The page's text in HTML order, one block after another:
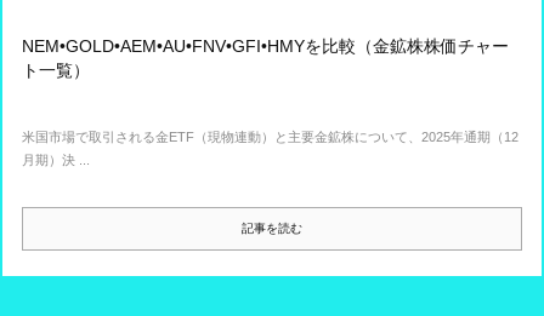
NEM•GOLD•AEM•AU•FNV•GFI•HMYを比較（金鉱株株価チャー
ト一覧）
米国市場で取引される金ETF（現物連動）と主要金鉱株について、2025年通期（12
月期）決 ...
記事を読む